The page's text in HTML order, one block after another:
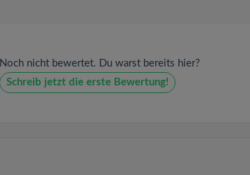
Noch nicht bewertet. Du warst bereits hier?
Schreib jetzt die erste Bewertung!